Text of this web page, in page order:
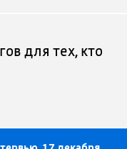
для тех, кто